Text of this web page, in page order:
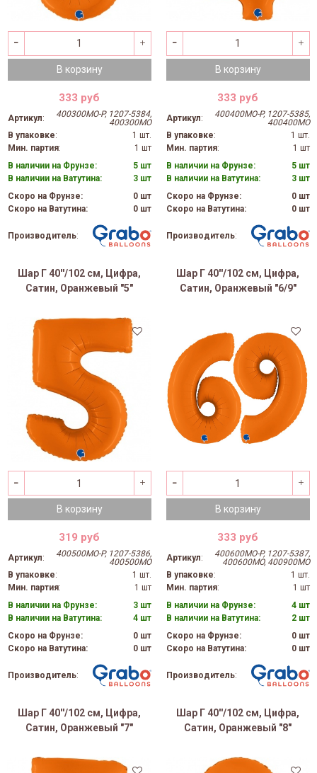
В корзину
333 руб
Артикул:
400300MO-P, 1207-5384,
400300MO
В упаковке:
1 шт.
Мин. партия:
1 шт
В наличии на Фрунзе:
5 шт
В наличии на Ватутина:
3 шт
Скоро на Фрунзе:
0 шт
Скоро на Ватутина:
0 шт
Производитель:
В корзину
333 руб
Артикул:
400400MO-P, 1207-5385,
400400MO
В упаковке:
1 шт.
Мин. партия:
1 шт
В наличии на Фрунзе:
5 шт
В наличии на Ватутина:
3 шт
Скоро на Фрунзе:
0 шт
Скоро на Ватутина:
0 шт
Производитель:
Шар Г 40''/102 см, Цифра,
Сатин, Оранжевый "5"
В корзину
319 руб
Артикул:
400500MO-P, 1207-5386,
400500MO
В упаковке:
1 шт.
Мин. партия:
1 шт
В наличии на Фрунзе:
3 шт
В наличии на Ватутина:
4 шт
Скоро на Фрунзе:
0 шт
Скоро на Ватутина:
0 шт
Производитель:
Шар Г 40''/102 см, Цифра,
Сатин, Оранжевый "6/9"
В корзину
333 руб
Артикул:
400600MO-P, 1207-5387,
400600MO, 400900MO
В упаковке:
1 шт.
Мин. партия:
1 шт
В наличии на Фрунзе:
4 шт
В наличии на Ватутина:
2 шт
Скоро на Фрунзе:
0 шт
Скоро на Ватутина:
0 шт
Производитель:
Шар Г 40''/102 см, Цифра,
Сатин, Оранжевый "7"
Шар Г 40''/102 см, Цифра,
Сатин, Оранжевый "8"